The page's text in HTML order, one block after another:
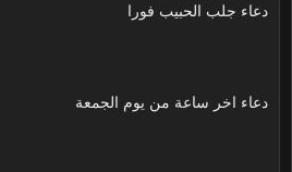
دعاء جلب الحبيب فورا
دعاء اخر ساعة من يوم الجمعة